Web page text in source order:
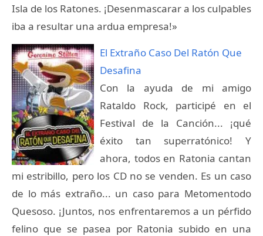
Isla de los Ratones. ¡Desenmascarar a los culpables
iba a resultar una ardua empresa!»
El Extraño Caso Del Ratón Que
Desafina
Con la ayuda de mi amigo
Rataldo Rock, participé en el
Festival de la Canción... ¡qué
éxito tan superratónico! Y
ahora, todos en Ratonia cantan
mi estribillo, pero los CD no se venden. Es un caso
de lo más extraño... un caso para Metomentodo
Quesoso. ¡Juntos, nos enfrentaremos a un pérfido
felino que se pasea por Ratonia subido en una